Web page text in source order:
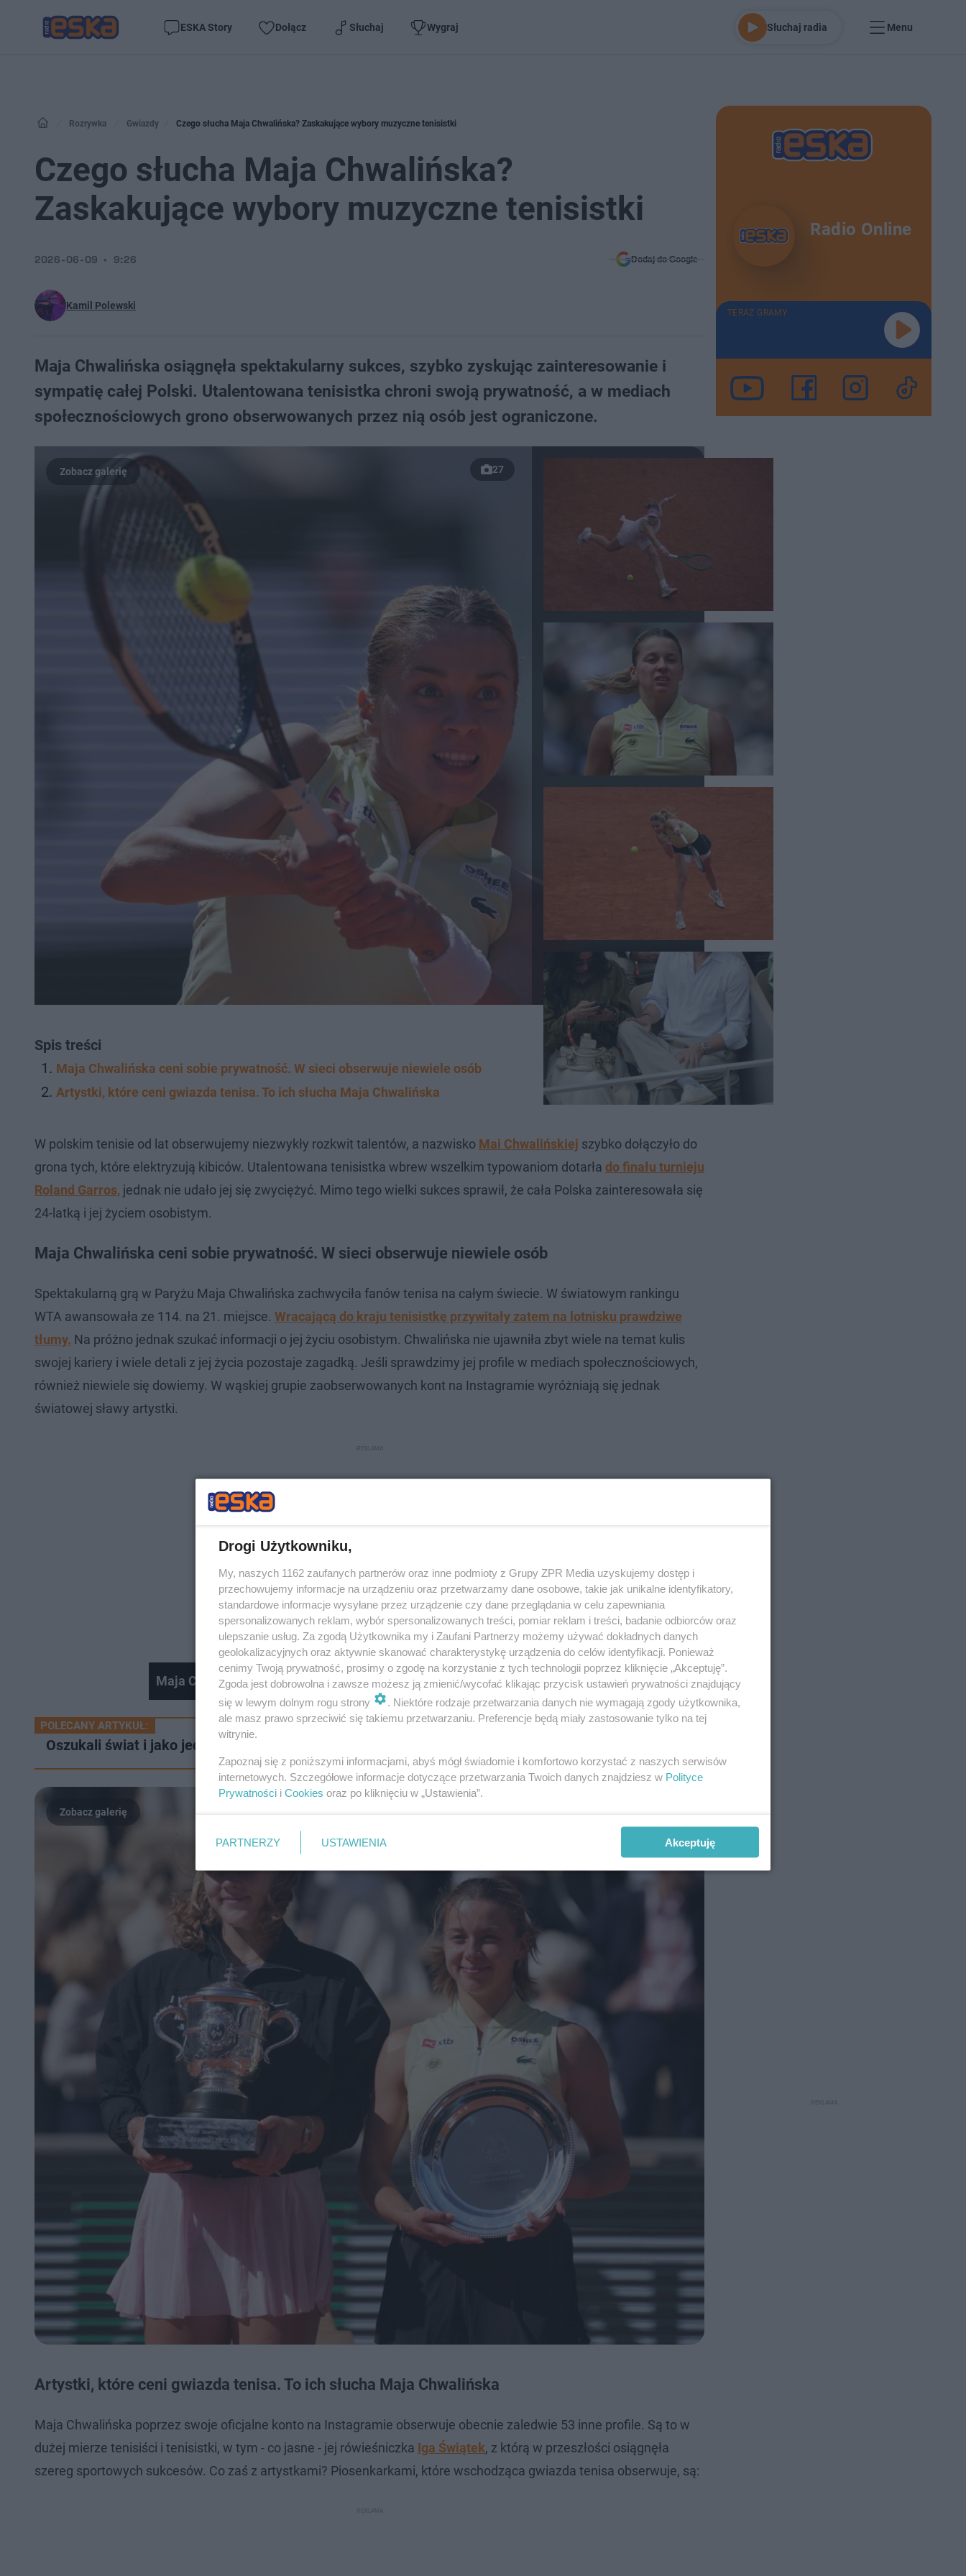
ESKA Story Dołącz Słuchaj Wygraj Słuchaj radia Menu
Rozrywka Gwiazdy Czego słucha Maja Chwalińska? Zaskakujące wybory muzyczne tenisistki
Czego słucha Maja Chwalińska?
Zaskakujące wybory muzyczne tenisistki
Kamil Polewski
2026-06-09 9:26 Dodaj do Google
Maja Chwalińska osiągnęła spektakularny sukces, szybko zyskując zainteresowanie i
sympatię całej Polski. Utalentowana tenisistka chroni swoją prywatność, a w mediach
społecznościowych grono obserwowanych przez nią osób jest ograniczone.
27
Spis treści
Maja Chwalińska ceni sobie prywatność. W sieci obserwuje niewiele osób
Artystki, które ceni gwiazda tenisa. To ich słucha Maja Chwalińska
W polskim tenisie od lat obserwujemy niezwykły rozkwit talentów, a nazwisko Mai Chwalińskiej szybko dołączyło do
grona tych, które elektryzują kibiców. Utalentowana tenisistka wbrew wszelkim typowaniom dotarła do finału turnieju
Roland Garros, jednak nie udało jej się zwyciężyć. Mimo tego wielki sukces sprawił, że cała Polska zainteresowała się
24-latką i jej życiem osobistym.
Maja Chwalińska ceni sobie prywatność. W sieci obserwuje niewiele osób
Spektakularną grą w Paryżu Maja Chwalińska zachwyciła fanów tenisa na całym świecie. W światowym rankingu
WTA awansowała ze 114. na 21. miejsce. Wracającą do kraju tenisistkę przywitały zatem na lotnisku prawdziwe
tłumy. Na próżno jednak szukać informacji o jej życiu osobistym. Chwalińska nie ujawniła zbyt wiele na temat kulis
swojej kariery i wiele detali z jej życia pozostaje zagadką. Jeśli sprawdzimy jej profile w mediach społecznościowych,
również niewiele się dowiemy. W wąskiej grupie zaobserwowanych kont na Instagramie wyróżniają się jednak
światowej sławy artystki.
Maja Chwalińska wróciła do Polski po finale Rolanda Garrosa
POLECANY ARTYKUŁ:
Oszukali świat i jako jedyni stracili Grammy. Skandal wokół tego zespołu do dzi…
Artystki, które ceni gwiazda tenisa. To ich słucha Maja Chwalińska
Maja Chwalińska poprzez swoje oficjalne konto na Instagramie obserwuje obecnie zaledwie 53 inne profile. Są to w
dużej mierze tenisiści i tenisistki, w tym - co jasne - jej rówieśniczka Iga Świątek, z którą w przeszłości osiągnęła
szereg sportowych sukcesów. Co zaś z artystkami? Piosenkarkami, które wschodząca gwiazda tenisa obserwuje, są:
Radio Online
TERAZ GRAMY
Drogi Użytkowniku,
My, naszych 1162 zaufanych partnerów oraz inne podmioty z Grupy ZPR Media uzyskujemy dostęp i
przechowujemy informacje na urządzeniu oraz przetwarzamy dane osobowe, takie jak unikalne identyfikatory,
standardowe informacje wysyłane przez urządzenie czy dane przeglądania w celu zapewniania
spersonalizowanych reklam, wybór spersonalizowanych treści, pomiar reklam i treści, badanie odbiorców oraz
ulepszanie usług. Za zgodą Użytkownika my i Zaufani Partnerzy możemy używać dokładnych danych
geolokalizacyjnych oraz aktywnie skanować charakterystykę urządzenia do celów identyfikacji. Ponieważ
cenimy Twoją prywatność, prosimy o zgodę na korzystanie z tych technologii poprzez kliknięcie „Akceptuję”.
Zgoda jest dobrowolna i zawsze możesz ją zmienić/wycofać klikając przycisk ustawień prywatności znajdujący
się w lewym dolnym rogu strony
. Niektóre rodzaje przetwarzania danych nie wymagają zgody użytkownika,
ale masz prawo sprzeciwić się takiemu przetwarzaniu. Preferencje będą miały zastosowanie tylko na tej
witrynie.
Zapoznaj się z poniższymi informacjami, abyś mógł świadomie i komfortowo korzystać z naszych serwisów
internetowych. Szczegółowe informacje dotyczące przetwarzania Twoich danych znajdziesz w Polityce
Prywatności i Cookies oraz po kliknięciu w „Ustawienia”.
PARTNERZY USTAWIENIA Akceptuję